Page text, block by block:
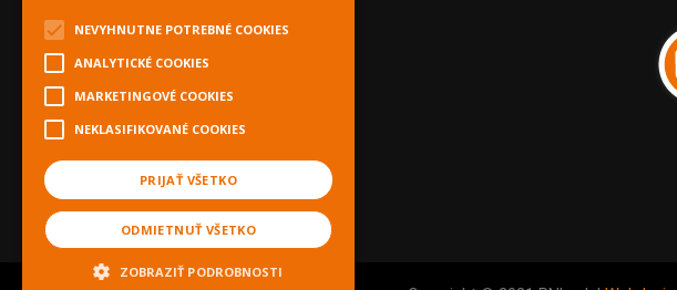
NEVYHNUTNE POTREBNÉ COOKIES
ANALYTICKÉ COOKIES
MARKETINGOVÉ COOKIES
NEKLASIFIKOVANÉ COOKIES
PRIJAŤ VŠETKO
ODMIETNUŤ VŠETKO
ZOBRAZIŤ PODROBNOSTI